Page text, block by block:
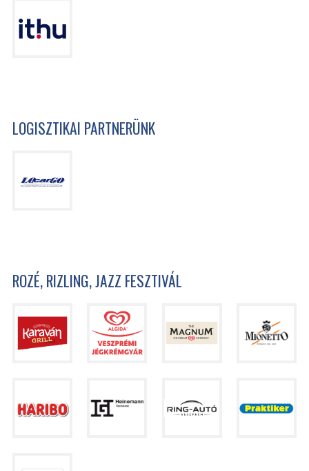
LOGISZTIKAI PARTNERÜNK
ROZÉ, RIZLING, JAZZ FESZTIVÁL